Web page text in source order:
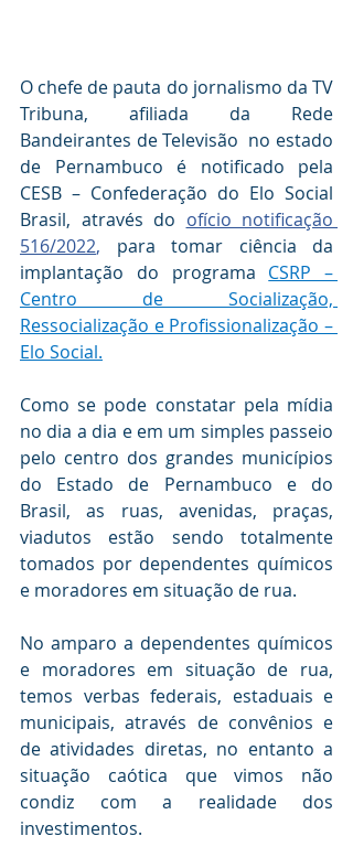
O chefe de pauta do jornalismo da TV
Tribuna, afiliada da Rede
Bandeirantes de Televisão  no estado
de Pernambuco é notificado pela
CESB – Confederação do Elo Social
Brasil, através do ofício notificação
516/2022, para tomar ciência da
implantação do programa CSRP –
Centro de Socialização,
Ressocialização e Profissionalização –
Elo Social.
Como se pode constatar pela mídia
no dia a dia e em um simples passeio
pelo centro dos grandes municípios
do Estado de Pernambuco e do
Brasil, as ruas, avenidas, praças,
viadutos estão sendo totalmente
tomados por dependentes químicos
e moradores em situação de rua.
No amparo a dependentes químicos
e moradores em situação de rua,
temos verbas federais, estaduais e
municipais, através de convênios e
de atividades diretas, no entanto a
situação caótica que vimos não
condiz com a realidade dos
investimentos.